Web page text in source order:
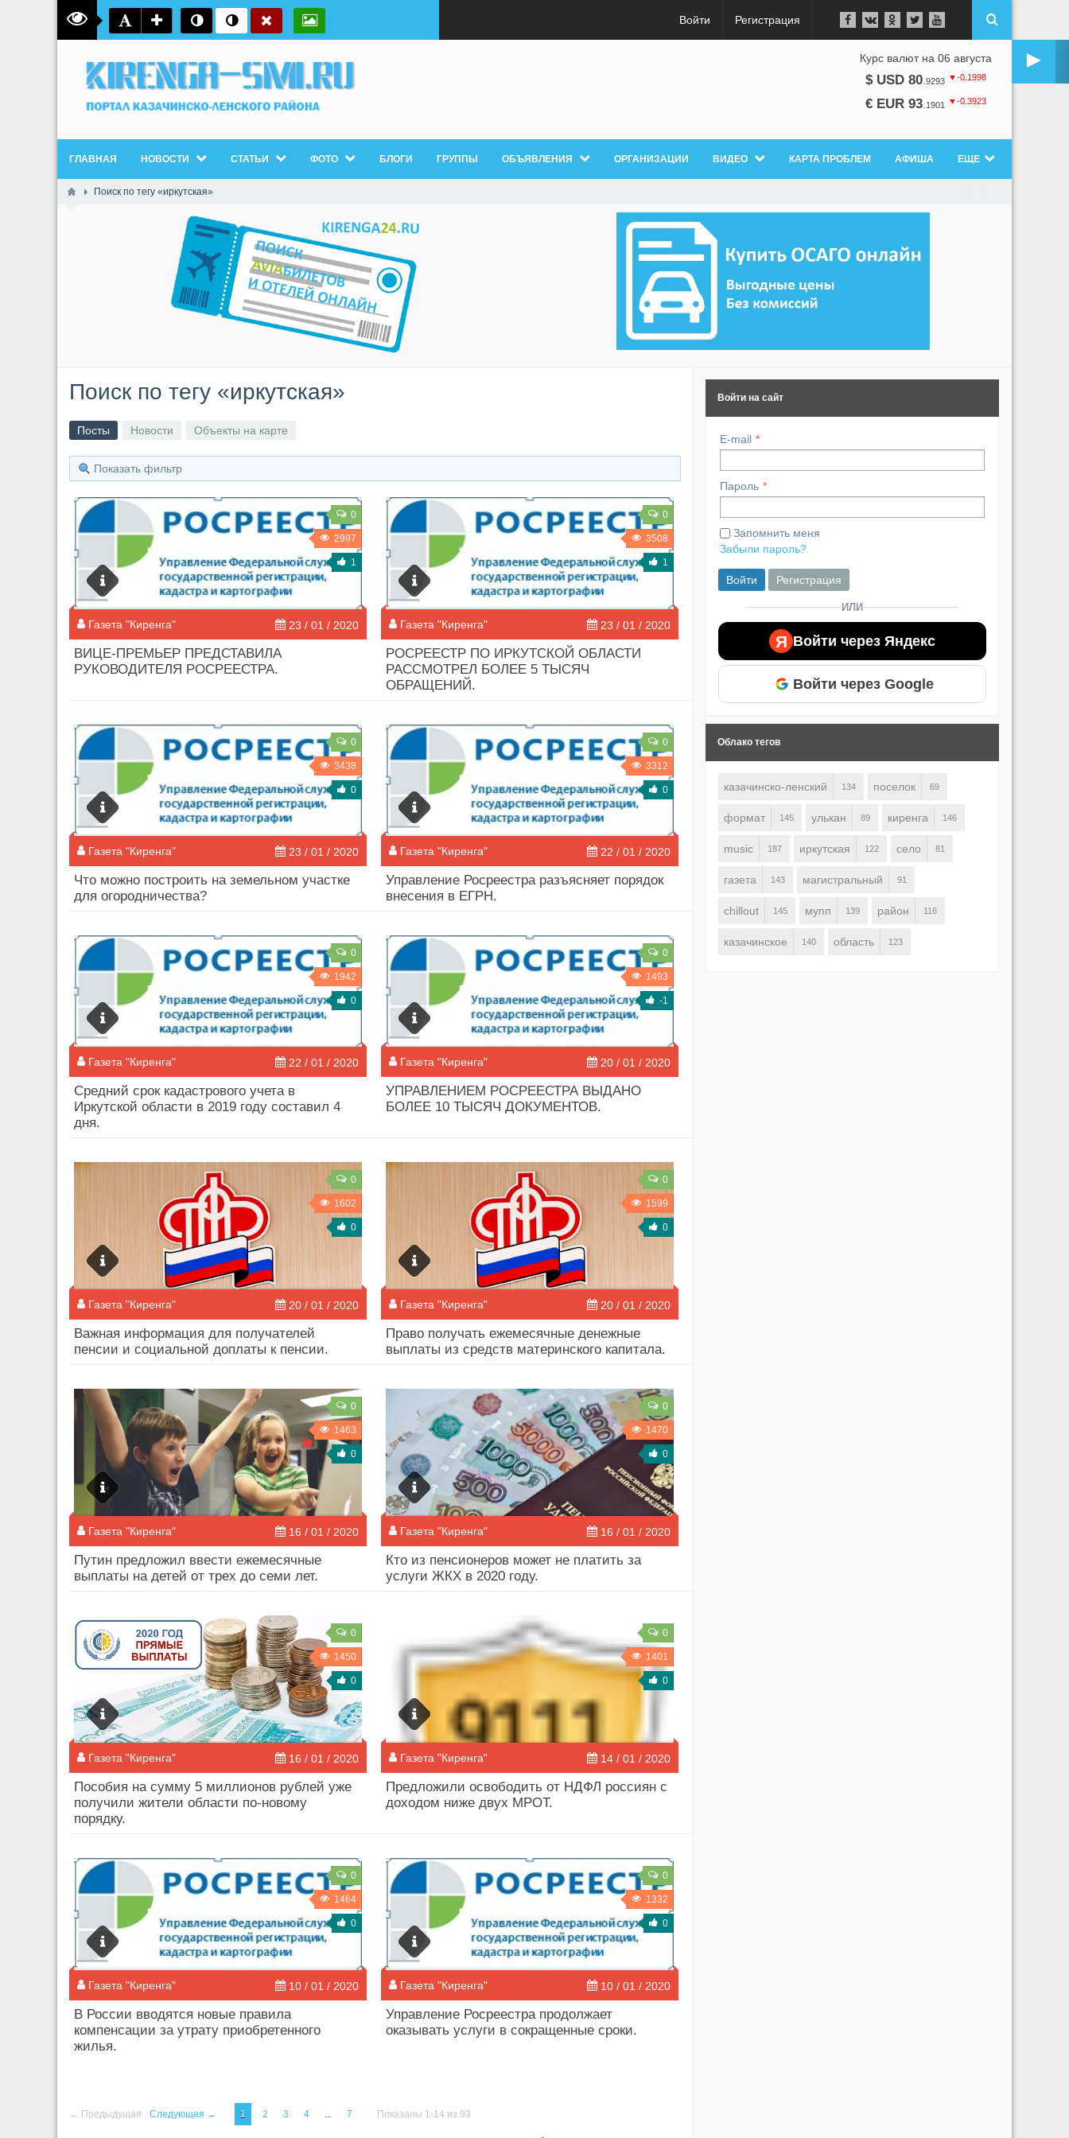
Войти Регистрация
►
Курс валют на 06 августа
$ USD 80 9293 ▼-0.1998
€ EUR 93 1901 ▼-0.3923
ГЛАВНАЯ НОВОСТИ СТАТЬИ ФОТО БЛОГИ ГРУППЫ ОБЪЯВЛЕНИЯ ОРГАНИЗАЦИИ ВИДЕО КАРТА ПРОБЛЕМ АФИША ЕЩЕ
Поиск по тегу «иркутская»
Поиск по тегу «иркутская»
Посты Новости Объекты на карте
Показать фильтр
0
2997
1
Газета "Киренга" 23 / 01 / 2020
ВИЦЕ-ПРЕМЬЕР ПРЕДСТАВИЛА
РУКОВОДИТЕЛЯ РОСРЕЕСТРА.
0
3508
1
Газета "Киренга" 23 / 01 / 2020
РОСРЕЕСТР ПО ИРКУТСКОЙ ОБЛАСТИ
РАССМОТРЕЛ БОЛЕЕ 5 ТЫСЯЧ
ОБРАЩЕНИЙ.
0
3438
0
Газета "Киренга" 23 / 01 / 2020
Что можно построить на земельном участке
для огородничества?
0
3312
0
Газета "Киренга" 22 / 01 / 2020
Управление Росреестра разъясняет порядок
внесения в ЕГРН.
0
1942
0
Газета "Киренга" 22 / 01 / 2020
Средний срок кадастрового учета в
Иркутской области в 2019 году составил 4
дня.
0
1493
-1
Газета "Киренга" 20 / 01 / 2020
УПРАВЛЕНИЕМ РОСРЕЕСТРА ВЫДАНО
БОЛЕЕ 10 ТЫСЯЧ ДОКУМЕНТОВ.
0
1602
0
Газета "Киренга" 20 / 01 / 2020
Важная информация для получателей
пенсии и социальной доплаты к пенсии.
0
1599
0
Газета "Киренга" 20 / 01 / 2020
Право получать ежемесячные денежные
выплаты из средств материнского капитала.
0
1463
0
Газета "Киренга" 16 / 01 / 2020
Путин предложил ввести ежемесячные
выплаты на детей от трех до семи лет.
0
1470
0
Газета "Киренга" 16 / 01 / 2020
Кто из пенсионеров может не платить за
услуги ЖКХ в 2020 году.
0
1450
0
Газета "Киренга" 16 / 01 / 2020
Пособия на сумму 5 миллионов рублей уже
получили жители области по-новому
порядку.
0
1401
0
Газета "Киренга" 14 / 01 / 2020
Предложили освободить от НДФЛ россиян с
доходом ниже двух МРОТ.
0
1464
0
Газета "Киренга" 10 / 01 / 2020
В России вводятся новые правила
компенсации за утрату приобретенного
жилья.
0
1332
0
Газета "Киренга" 10 / 01 / 2020
Управление Росреестра продолжает
оказывать услуги в сокращенные сроки.
← Предыдущая Следующая → 1 2 3 4 ... 7 Показаны 1-14 из 93
Войти на сайт
E-mail
Пароль
Запомнить меня
Забыли пароль?
Войти Регистрация
ИЛИ
Я Войти через Яндекс
Войти через Google
Облако тегов
казачинско-ленский 134 поселок 69
формат 145 улькан 89 киренга 146
music 187 иркутская 122 село 81
газета 143 магистральный 91
chillout 145 мупп 139 район 116
казачинское 140 область 123